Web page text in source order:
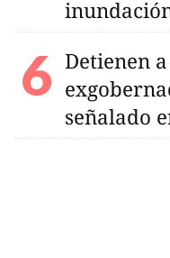
Detienen a
señalado